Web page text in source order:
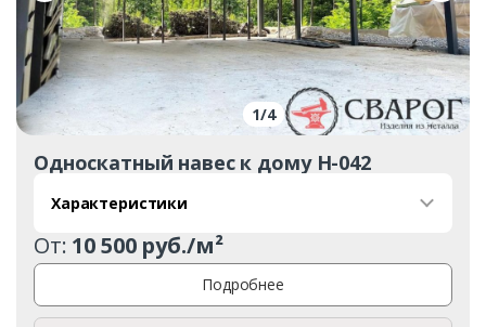
1/4
Односкатный навес к дому Н-042
Характеристики
От: 10 500 руб./м²
Подробнее